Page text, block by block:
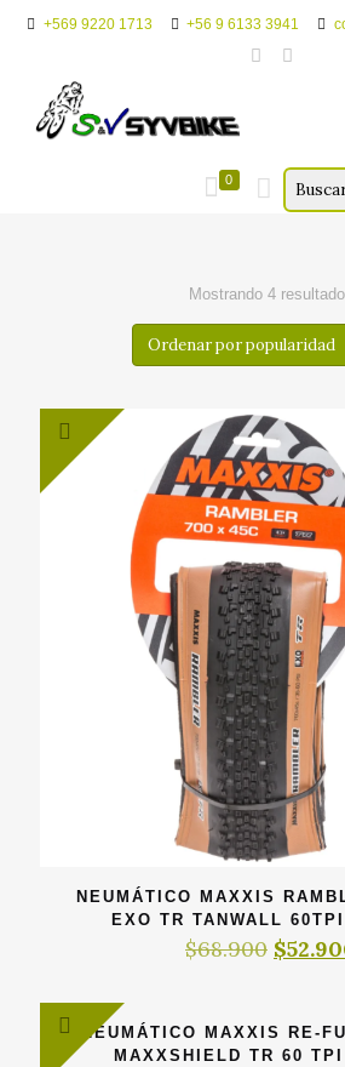
+569 9220 1713 +56 9 6133 3941
0
Mostrando 4
NEUMÁTICO MAXXIS
EXO TR TANWALL
$68.900 El
precio
$
NEUMÁTICO MAXXIS RE-
MAXXSHIELD TR 60